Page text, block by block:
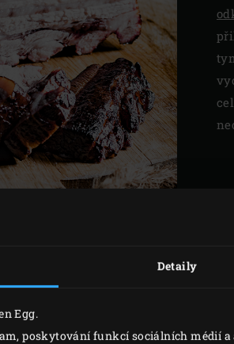
Detaily
Egg.
poskytování funkcí sociálních médií